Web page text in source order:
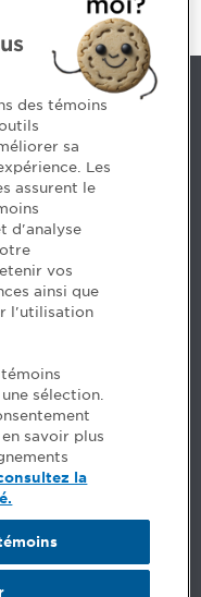
(Québec)
your career? See
des témoins
sa
Les
assurent le
d'analyse
vos
ainsi que
l'utilisation
sélection.
savoir plus
la